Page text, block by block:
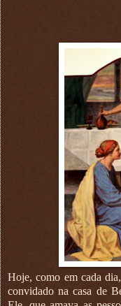
Hoje, como em cada
convidado na casa de